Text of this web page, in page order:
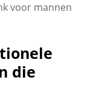
voor mannen
die